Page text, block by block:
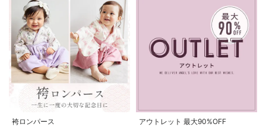
袴ロンパース アウトレット 最大90%OFF